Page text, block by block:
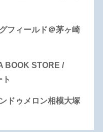
フィールド＠茅ヶ崎
BOOK STORE /
ドゥメロン相模大塚